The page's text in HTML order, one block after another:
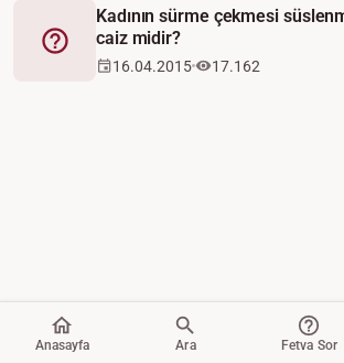
Fetva
Kadının sürme çekmesi
caiz midir?
16.04.2015 17.162
Anasayfa Ara Fetva Sor